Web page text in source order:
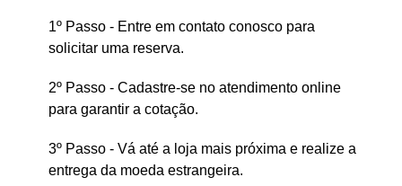
1º Passo - Entre em contato conosco para
solicitar uma reserva.
2º Passo - Cadastre-se no atendimento online
para garantir a cotação.
3º Passo - Vá até a loja mais próxima e realize a
entrega da moeda estrangeira.